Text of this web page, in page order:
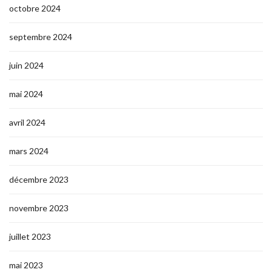
octobre 2024
septembre 2024
juin 2024
mai 2024
avril 2024
mars 2024
décembre 2023
novembre 2023
juillet 2023
mai 2023